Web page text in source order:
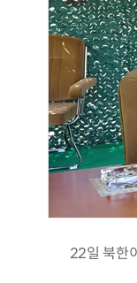
22일 북한